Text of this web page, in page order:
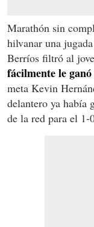
Marathón sin
hilvanar una
Berríos filtró al
fácilmente le
meta Kevin
delantero ya había
de la red para el 1-